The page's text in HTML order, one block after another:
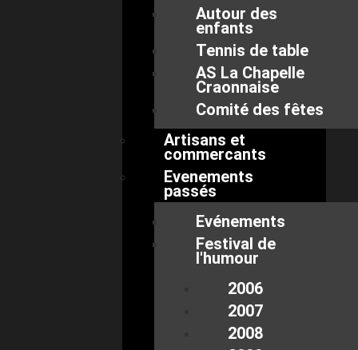
Autour des
enfants
Tennis de table
AS La Chapelle
Craonnaise
Comité des fêtes
Artisans et
commercants
Evenements
passés
Evénements
Festival de
l'humour
2006
2007
2008